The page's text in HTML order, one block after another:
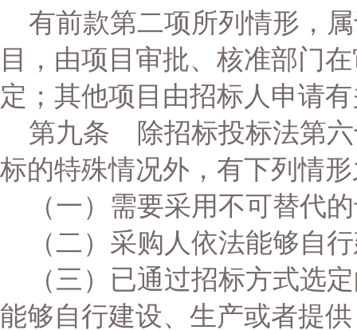
有前款第二项所列情形，
目，由项目审批、核准部门
定；其他项目由招标人申请
第九条 除招标投标法第六
标的特殊情况外，有下列情
（一）需要采用不可替代
（二）采购人依法能够自
（三）已通过招标方式选
能够自行建设、生产或者提